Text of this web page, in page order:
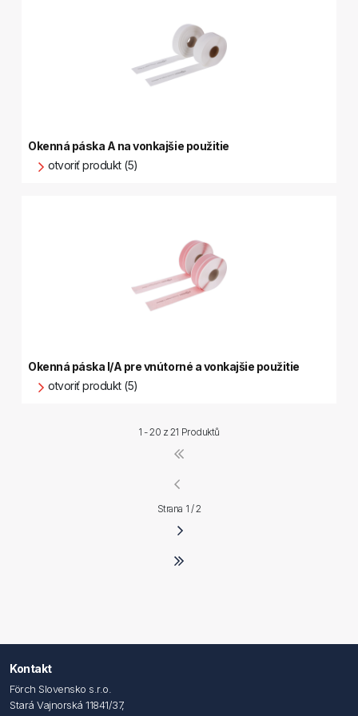
Okenná páska A na vonkajšie použitie
otvoriť produkt (5)
Okenná páska I/A pre vnútorné a vonkajšie použitie
otvoriť produkt (5)
1 - 20 z21 Produktů
Strana 1 / 2
Kontakt
Förch Slovensko s.r.o.
Stará Vajnorská 11841/37,